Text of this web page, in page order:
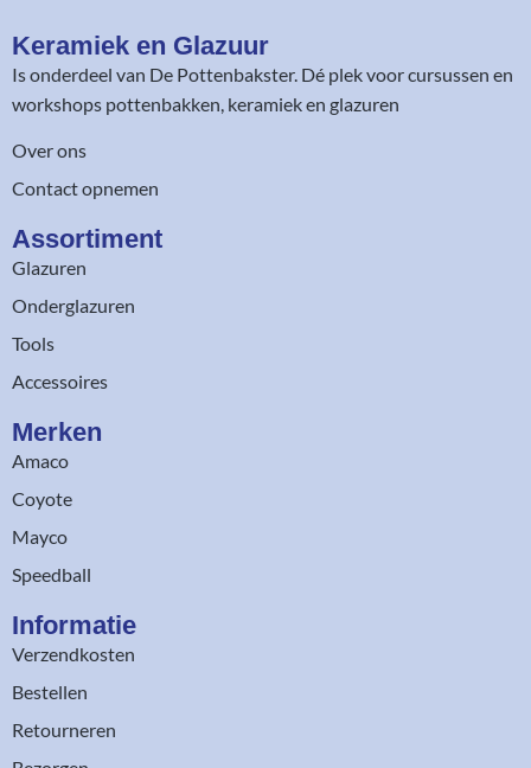
Keramiek en Glazuur​
Is onderdeel van De Pottenbakster. Dé plek voor cursussen en
workshops pottenbakken, keramiek en glazuren
Over ons
Contact opnemen
Assortiment​
Glazuren
Onderglazuren
Tools
Accessoires
Merken
Amaco
Coyote
Mayco
Speedball
Informatie
Verzendkosten
Bestellen
Retourneren